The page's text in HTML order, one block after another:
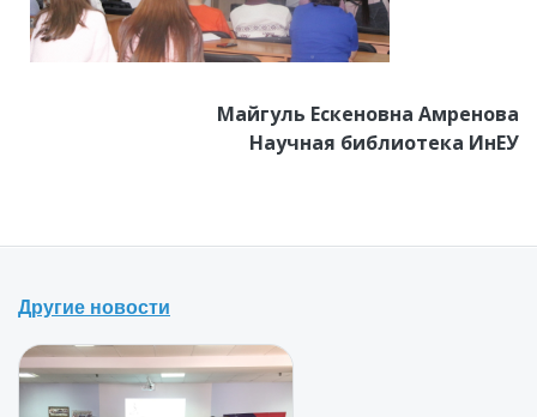
Майгуль Ескеновна Амренова
Научная библиотека ИнЕУ
Другие новости